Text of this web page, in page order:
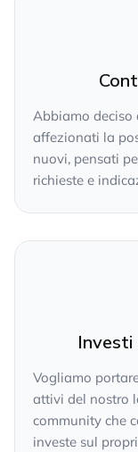
Abbiamo
affezionati la
nuovi, pensati
richieste e
Vogliamo
attivi del nostro
community che
investe sul